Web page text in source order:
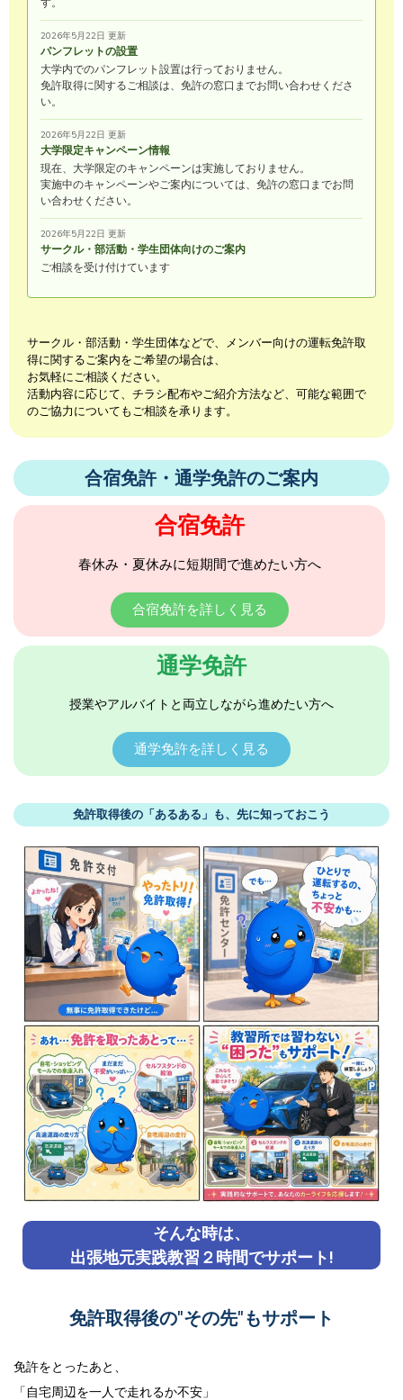
2026年5月22日 更新
パンフレットの設置
大学内でのパンフレット設置は行っておりません。
免許取得に関するご相談は、免許の窓口までお問い合わせくださ
い。
2026年5月22日 更新
大学限定キャンペーン情報
現在、大学限定のキャンペーンは実施しておりません。
実施中のキャンペーンやご案内については、免許の窓口までお問
い合わせください。
2026年5月22日 更新
サークル・部活動・学生団体向けのご案内
ご相談を受け付けています
サークル・部活動・学生団体などで、メンバー向けの運転免許取
得に関するご案内をご希望の場合は、
お気軽にご相談ください。
活動内容に応じて、チラシ配布やご紹介方法など、可能な範囲で
のご協力についてもご相談を承ります。
合宿免許・通学免許のご案内
合宿免許
春休み・夏休みに短期間で進めたい方へ
合宿免許を詳しく見る
通学免許
授業やアルバイトと両立しながら進めたい方へ
通学免許を詳しく見る
免許取得後の「あるある」も、先に知っておこう
そんな時は、
出張地元実践教習２時間でサポート!
免許取得後の"その先"もサポート
免許をとったあと、
「自宅周辺を一人で走れるか不安」